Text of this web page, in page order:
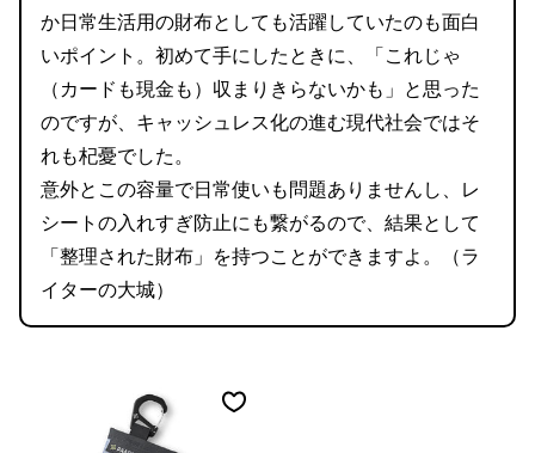
か日常生活用の財布としても活躍していたのも面白
いポイント。初めて手にしたときに、「これじゃ
（カードも現金も）収まりきらないかも」と思った
のですが、キャッシュレス化の進む現代社会ではそ
れも杞憂でした。
意外とこの容量で日常使いも問題ありませんし、レ
シートの入れすぎ防止にも繋がるので、結果として
「整理された財布」を持つことができますよ。（ラ
イターの大城）